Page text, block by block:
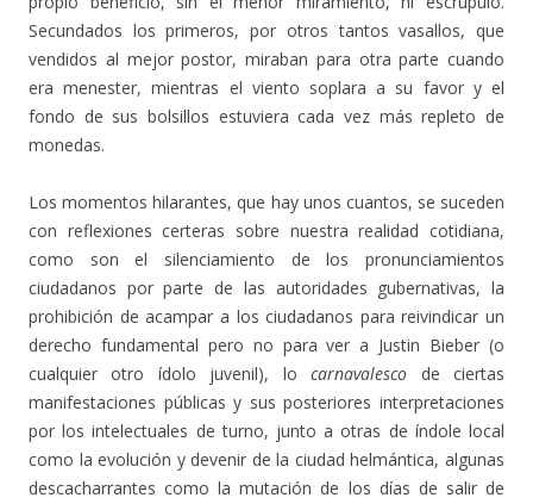
Secundados los primeros, por otros tantos vasallos, que
vendidos al mejor postor, miraban para otra parte cuando
era menester, mientras el viento soplara a su favor y el
fondo de sus bolsillos estuviera cada vez más repleto de
monedas.
Los momentos hilarantes, que hay unos cuantos, se suceden
con reflexiones certeras sobre nuestra realidad cotidiana,
como son el silenciamiento de los pronunciamientos
ciudadanos por parte de las autoridades gubernativas, la
prohibición de acampar a los ciudadanos para reivindicar un
derecho fundamental pero no para ver a Justin Bieber (o
cualquier otro ídolo juvenil), locarnavalesco de ciertas
manifestaciones públicas y sus posteriores interpretaciones
por los intelectuales de turno, junto a otras de índole local
como la evolución y devenir de la ciudad helmántica, algunas
descacharrantes como la mutación de los días de salir de